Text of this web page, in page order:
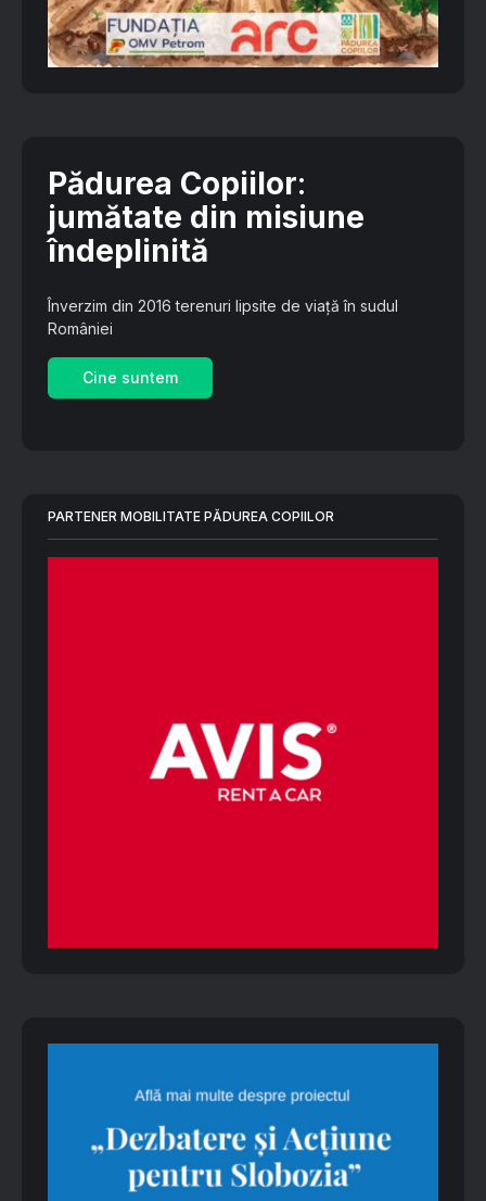
Pădurea Copiilor:
jumătate din misiune
îndeplinită
Înverzim din 2016 terenuri lipsite de viață în sudul
României
Cine suntem
PARTENER MOBILITATE PĂDUREA COPIILOR